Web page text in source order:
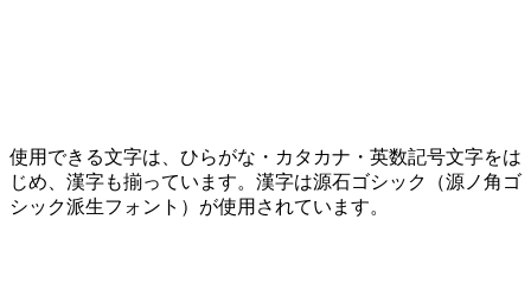
使用できる文字は、ひらがな・カタカナ・英数記号文字をは
じめ、漢字も揃っています。漢字は源石ゴシック（源ノ角ゴ
シック派生フォント）が使用されています。